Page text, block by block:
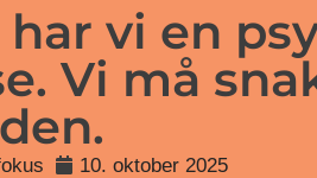
vi en
Vi må
10. oktober 2025